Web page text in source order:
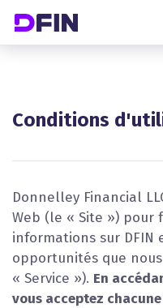
Conditions
Donnelley Financial
Web (le « Site ») pour
informations sur DFIN
opportunités que
« Service »). En
vous acceptez